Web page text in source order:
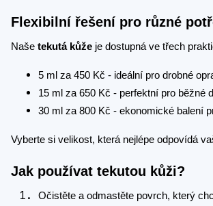
Flexibilní řešení pro různé
Naše tekutá kůže je dostupná ve třech
5 ml za 450 Kč - ideální pro drobné
15 ml za 650 Kč - perfektní pro běžné
30 ml za 800 Kč - ekonomické balení
Vyberte si velikost, která nejlépe odpovídá
Jak používat tekutou kůži?
Očistěte a odmastěte povrch, který